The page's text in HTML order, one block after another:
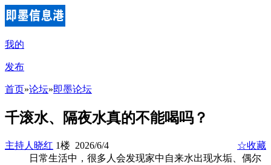
我的
发布
首页»论坛»即墨论坛
千滚水、隔夜水真的不能喝吗？
主持人晓红 1楼 2026/6/4
☆收藏
日常生活中，很多人会发现家中自来水出现水垢、偶尔